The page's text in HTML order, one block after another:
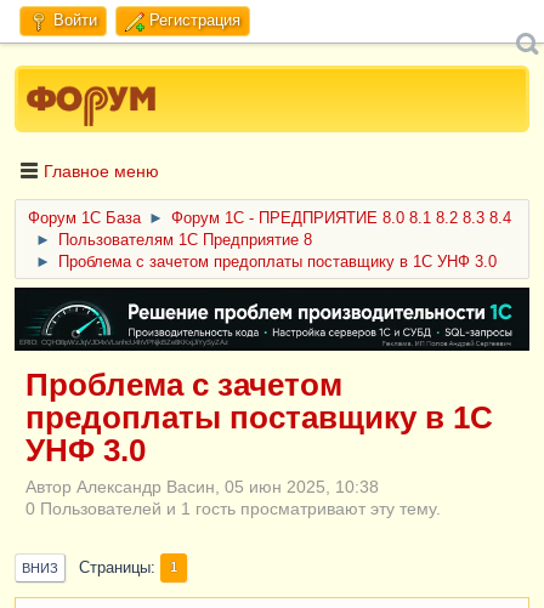
Войти Регистрация
Главное меню
Форум 1C База ►
Форум 1С - ПРЕДПРИЯТИЕ 8.0 8.1 8.2 8.3 8.4
►
Пользователям 1С Предприятие 8
►
Проблема с зачетом предоплаты поставщику в 1С УНФ 3.0
ERID: CQH36pWzJqVJD4xVLsnhcU4hVPNjkBZe8KKxjJiYySyZAz
Проблема с зачетом
предоплаты поставщику в 1С
УНФ 3.0
Автор Александр Васин, 05 июн 2025, 10:38
0 Пользователей и 1 гость просматривают эту тему.
ВНИЗ Страницы 1